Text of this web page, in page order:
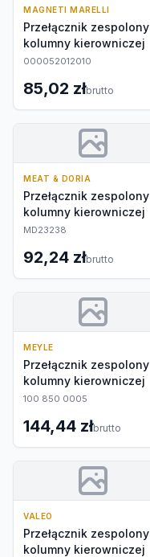
MAGNETI MARELLI
Przełącznik zespolony
kolumny kierowniczej
000052012010
85,02 złbrutto
MEAT & DORIA
Przełącznik zespolony
kolumny kierowniczej
MD23238
92,24 złbrutto
MEYLE
Przełącznik zespolony
kolumny kierowniczej
100 850 0005
144,44 złbrutto
VALEO
Przełącznik zespolony
kolumny kierowniczej